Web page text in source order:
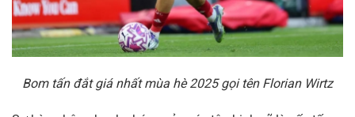
Bom tấn đắt giá nhất mùa hè 2025 gọi tên Florian Wirtz